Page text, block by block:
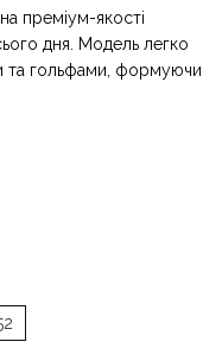
преміум-якості
дня. Модель легко
та гольфами, формуючи